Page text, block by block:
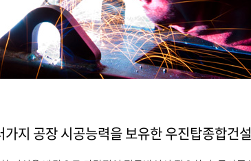
가지 공장 시공능력을 보유한 우진탑종합건설